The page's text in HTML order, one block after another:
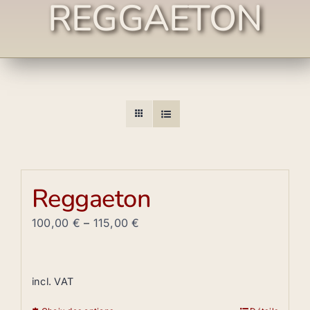
REGGAETON
Reggaeton
100,00 € – 115,00€
incl. VAT